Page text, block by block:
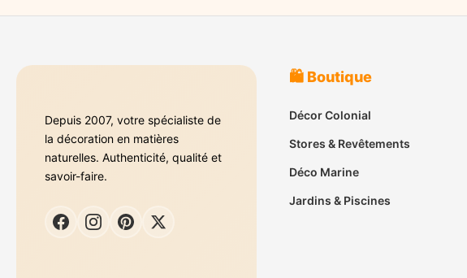
Depuis 2007, votre spécialiste de
la décoration en matières
naturelles. Authenticité, qualité et
savoir-faire.
🛍️ Boutique
Décor Colonial
Stores & Revêtements
Déco Marine
Jardins & Piscines